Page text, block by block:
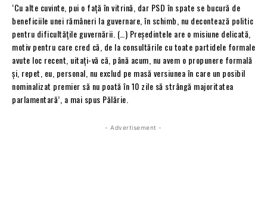
‘Cu alte cuvinte, pui o față în vitrină, dar PSD în spate se bucură de
beneficiile unei rămâneri la guvernare, în schimb, nu decontează politic
pentru dificultățile guvernării. (…) Președintele are o misiune delicată,
motiv pentru care cred că, de la consultările cu toate partidele formale
avute loc recent, uitați-vă că, până acum, nu avem o propunere formală
și, repet, eu, personal, nu exclud pe masă versiunea în care un posibil
nominalizat premier să nu poată în 10 zile să strângă majoritatea
parlamentară’, a mai spus Pălărie.
- Advertisement -